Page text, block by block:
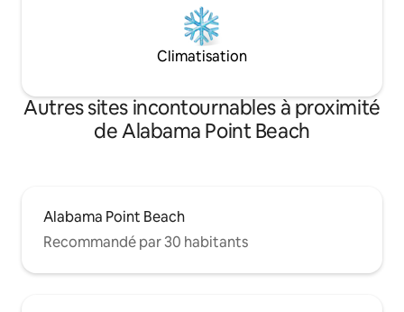
Climatisation
Autres sites incontournables à proximité
de Alabama Point Beach
Alabama Point Beach
Recommandé par 30 habitants